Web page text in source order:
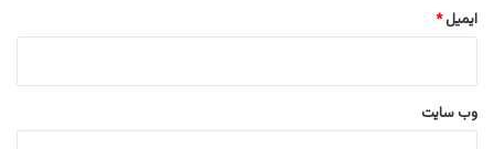
ایمیل*
وب‌ سایت